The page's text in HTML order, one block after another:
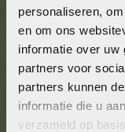
personaliseren,
en om ons
informatie over uw
partners voor
partners kunnen
informatie die u
verzameld op
Graag in
Wij staan voor je
onderstaande